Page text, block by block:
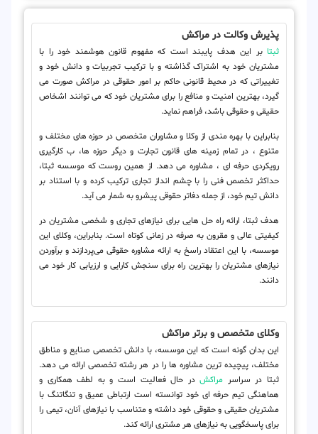
پذیرش وکالت در مراکش
ثبتا بر این هدف پایبند است که مفهوم قانون هوشمند خود را با
مشتریان خود به اشتراک گذاشته و با ترکیب تجربیات و دانش خود و
تغییراتی که در محیط قانونی حاکم بر امور حقوقی در مراکش صورت می
گیرد، بهترین امنیت و منافع را برای مشتریان خود که می توانند اشخاص
حقیقی و حقوقی باشد، فراهم نماید.
بنابراین با بهره مندی از وکلا و مشاوران متخصص در حوزه های مختلف و
متنوع ، در تمام زمینه های قانون تجارت و دیگر حوزه ها، ب کارگیری
رویکردی حرفه ای ، مشاوره می دهد. از همین روست که موسسه ثبتا،
حداکثر تخصص فنی را با چشم انداز تجاری ترکیب کرده و با استناد بر
دانش تیم خود، از جمله دفاتر حقوقی پیشرو به شمار می آید.
هدف ثبتا، ارائه راه حل هایی برای نیازهای تجاری و شخصی مشتریان در
کیفیتی عالی و مقرون به صرفه در زمانی کوتاه است. بنابراین، وکلای این
موسسه، با این اعتقاد راسخ به ارائه مشاوره حقوقی می‌پردازند و برآوردن
نیازهای مشتریان را بهترین راه برای سنجش کارایی و ارزیابی کار خود می
دانند.
وکلای متخصص و برتر مراکش
این بدان گونه است که این موسسه، با دانش تخصصی صنایع و مناطق
مختلف، پیچیده ترین مشاوره ها را در هر رشته تخصصی ارائه می دهد.
ثبتا در سراسر مراکشدر حال فعالیت است و به لطف همکاری و
هماهنگی تیم حرفه ای خود توانسته است ارتباطی عمیق و تنگاتنگ با
مشتریان حقیقی و حقوقی خود داشته و متناسب با نیازهای آنان، تیمی را
برای پاسخگویی به نیازهای هر مشتری ارائه کند.